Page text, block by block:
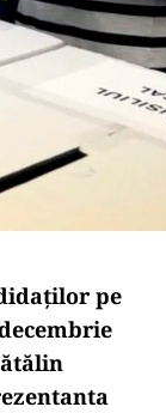
pe